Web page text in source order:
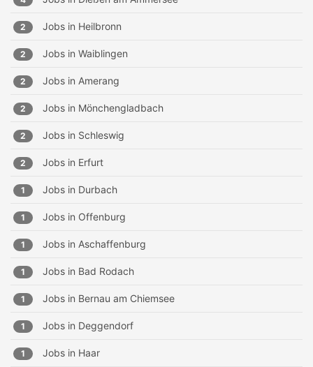
2 Jobs in Heilbronn
2 Jobs in Waiblingen
2 Jobs in Amerang
2 Jobs in Mönchengladbach
2 Jobs in Schleswig
2 Jobs in Erfurt
1 Jobs in Durbach
1 Jobs in Offenburg
1 Jobs in Aschaffenburg
1 Jobs in Bad Rodach
1 Jobs in Bernau am Chiemsee
1 Jobs in Deggendorf
1 Jobs in Haar